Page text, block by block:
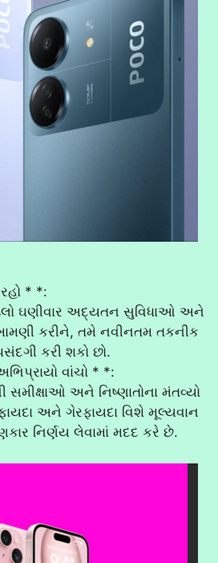
* *:
ઘણીવાર અદ્યતન સુવિધાઓ અને
કરીને, તમે નવીનતમ તકનીક
કરી શકો છો.
વાંચો * *:
સમીક્ષાઓ અને નિષ્ણાતોના મંતવ્યો
અને ગેરફાયદા વિશે મૂલ્યવાન
નિર્ણય લેવામાં મદદ કરે છે.